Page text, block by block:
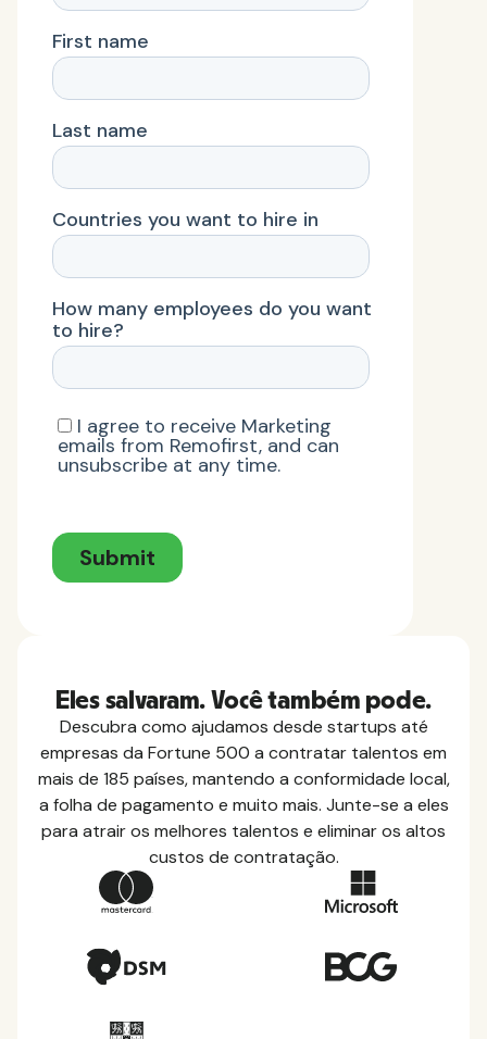
Eles salvaram. Você também pode.
Descubra como ajudamos desde startups até
empresas da Fortune 500 a contratar talentos em
mais de 185 países, mantendo a conformidade local,
a folha de pagamento e muito mais. Junte-se a eles
para atrair os melhores talentos e eliminar os altos
custos de contratação.